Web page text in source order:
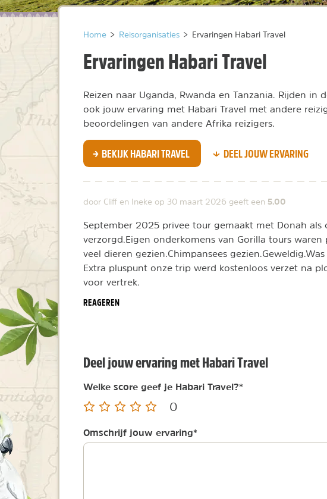
Home > Reisorganisaties > Ervaringen Habari Travel
Ervaringen Habari Travel
Reizen naar Uganda, Rwanda en Tanzania. Rijden in
ook jouw ervaring met Habari Travel met andere
beoordelingen van andere Afrika reizigers.
BEKIJK HABARI TRAVEL DEEL JOUW ERVARING
door Cliff en Ineke op 30 maart 2026 geeft een 5.00
September 2025 privee tour gemaakt met Donah als
verzorgd.Eigen onderkomens van Gorilla tours waren
veel dieren gezien.Chimpansees
Extra pluspunt onze trip werd kostenloos verzet na
voor vertrek.
REAGEREN
Deel jouw ervaring met Habari Travel
Welke score geef je Habari Travel?*
0
Omschrijf jouw ervaring*